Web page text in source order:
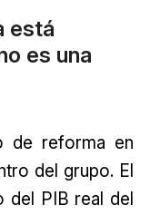
está
es una
de reforma en
del grupo. El
del PIB real del